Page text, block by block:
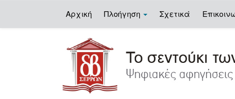
Αρχική Πλοήγηση Σχετικά